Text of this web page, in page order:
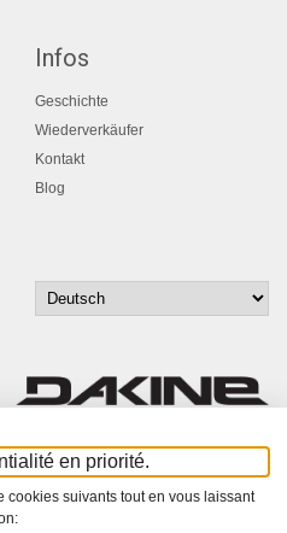
Infos
Geschichte
Wiederverkäufer
Kontakt
Blog
Melde dich für unseren Newsletter an!
en priorité.
cookies suivants tout en vous laissant